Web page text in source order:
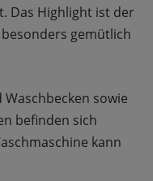
Das Highlight ist der
gemütlich
sowie
befinden sich
kann